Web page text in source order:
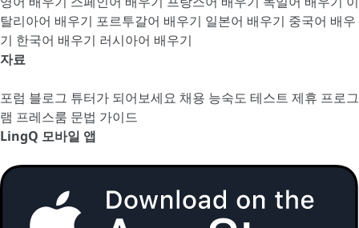
탈리아어 배우기 포르투갈어 배우기 일본어 배우기 중국어 배우
기 한국어 배우기 러시아어 배우기
자료
포럼 블로그 튜터가 되어보세요 채용 능숙도 테스트 제휴 프로그
램 프레스룸 문법 가이드
LingQ 모바일 앱